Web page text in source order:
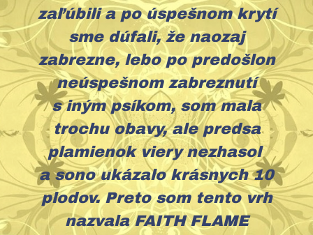
zaľúbili a po úspešnom krytí
sme dúfali, že naozaj
zabrezne, lebo po predošlon
neúspešnom zabreznutí
s iným psíkom, som mala
trochu obavy, ale predsa
plamienok viery nezhasol
a sono ukázalo krásnych 10
plodov. Preto som tento vrh
nazvala FAITH FLAME